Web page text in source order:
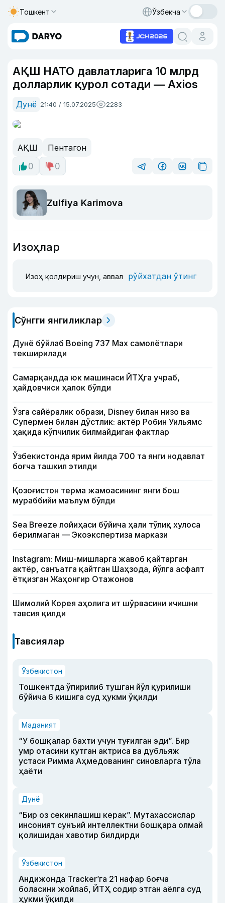
Тошкент Ўзбекча
АҚШ НАТО давлатларига 10 млрд
долларлик қурол сотади — Axios
Дунё 21:40 / 15.07.2025 2283
АҚШ
Пентагон
0
0
Zulfiya Karimova
Изоҳлар
Изоҳ қолдириш учун, аввал рўйхатдан ўтинг
Сўнгги янгиликлар
Дунё бўйлаб Boeing 737 Мах самолётлари
текширилади
Самарқандда юк машинаси ЙТҲга учраб,
ҳайдовчиси ҳалок бўлди
Ўзга сайёралик образи, Disney билан низо ва
Супермен билан дўстлик: актёр Робин Уильямс
ҳақида кўпчилик билмайдиган фактлар
Ўзбекистонда ярим йилда 700 та янги нодавлат
боғча ташкил этилди
Қозоғистон терма жамоасининг янги бош
мураббийи маълум бўлди
Sea Breeze лойиҳаси бўйича ҳали тўлиқ хулоса
берилмаган — Экоэкспертиза маркази
Instagram: Миш-мишларга жавоб қайтарган
актёр, санъатга қайтган Шаҳзода, йўлга асфалт
ётқизган Жаҳонгир Отажонов
Шимолий Корея аҳолига ит шўрвасини ичишни
тавсия қилди
Тавсиялар
Ўзбекистон
Тошкентда ўпирилиб тушган йўл қурилиши
бўйича 6 кишига суд ҳукми ўқилди
Маданият
“У бошқалар бахти учун туғилган эди”. Бир
умр отасини кутган актриса ва дубльяж
устаси Римма Аҳмедованинг синовларга тўла
ҳаёти
Дунё
“Бир оз секинлашиш керак”. Мутахассислар
инсоният сунъий интеллектни бошқара олмай
қолишидан хавотир билдирди
Ўзбекистон
Андижонда Tracker’га 21 нафар боғча
боласини жойлаб, ЙТҲ содир этган аёлга суд
ҳукми ўқилди